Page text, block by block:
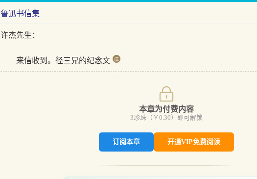
鲁迅书信集
许杰先生：
来信收到。径三兄的纪念文
本章为付费内容
3珍珠（￥ 0.30）即可解锁
订阅本章 开通VIP免费阅读